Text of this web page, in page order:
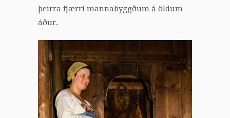
þeirra fjærri mannabyggðum á öldum
áður.